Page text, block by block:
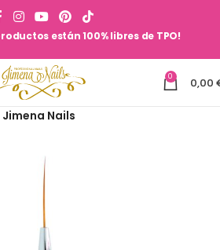
están 100% libres de TPO!
0 0,00
Nails